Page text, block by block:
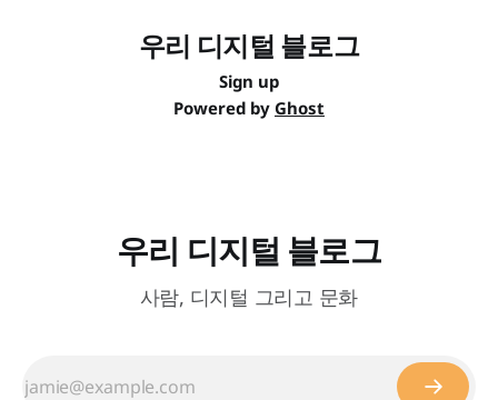
우리 디지털 블로그
Sign up
Powered by Ghost
우리 디지털 블로그
사람, 디지털 그리고 문화